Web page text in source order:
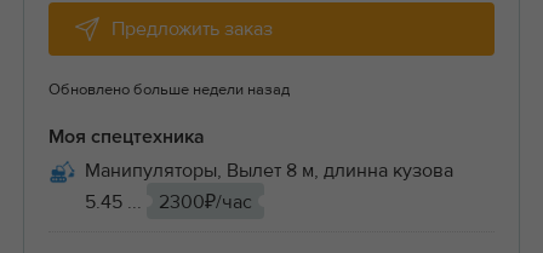
Предложить заказ
Обновлено больше недели назад
Моя спецтехника
Манипуляторы, Вылет 8 м, длинна кузова
5.45 ...
2300₽/час